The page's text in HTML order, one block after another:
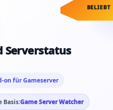
BELIEBT
Serverstatus
on für Gameserver
Basis:Game Server Watcher